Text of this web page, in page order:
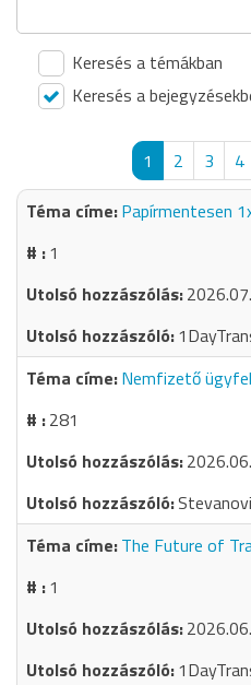
Keresés a témákban
Keresés a
1 2 3 4
Papírmentesen
1
Nemfizető
281
The Future of
1